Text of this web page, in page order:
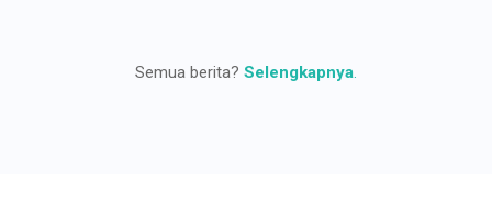
Semua berita? Selengkapnya